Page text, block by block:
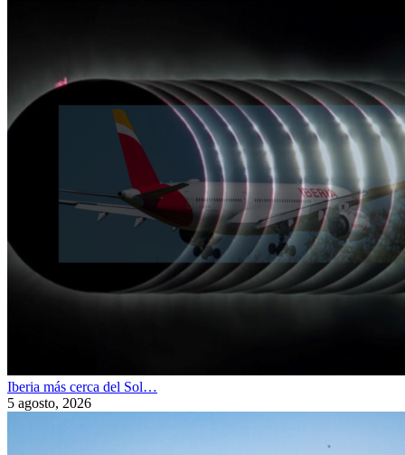
Iberia más cerca del Sol…
5 agosto, 2026